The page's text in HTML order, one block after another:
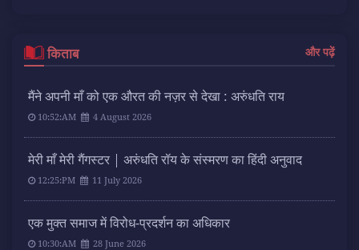
किताब और पढ़ें
मैंने अपनी माँ को एक औरत की नज़र से देखा : अरुंधति राय
10:52:AM 4 August 2026
मेरी माँ मेरी गैंगस्टर | अरुंधति रॉय के संस्मरण का हिंदी अनुवाद
12:25:PM 11 July 2026
एक मुक्त समाज में विरोध-प्रदर्शन का अधिकार
10:30:AM 28 June 2026